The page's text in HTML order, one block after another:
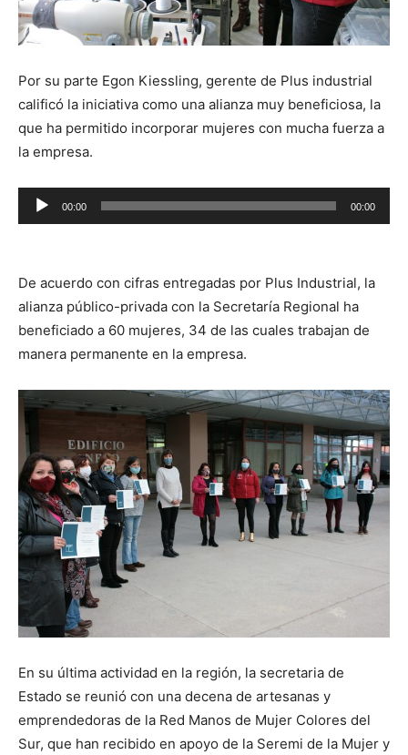
Por su parte Egon Kiessling, gerente de Plus industrial
calificó la iniciativa como una alianza muy beneficiosa, la
que ha permitido incorporar mujeres con mucha fuerza a
la empresa.
Reproductor
de
00:00 00:00
De acuerdo con cifras entregadas por Plus Industrial, la
alianza público-privada con la Secretaría Regional ha
beneficiado a 60 mujeres, 34 de las cuales trabajan de
manera permanente en la empresa.
En su última actividad en la región, la secretaria de
Estado se reunió con una decena de artesanas y
emprendedoras de la Red Manos de Mujer Colores del
Sur, que han recibido en apoyo de la Seremi de la Mujer y